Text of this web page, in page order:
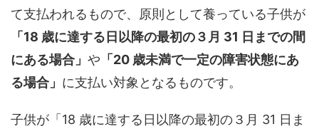
て支払われるもので、原則として養っている子供が
「18 歳に達する日以降の最初の３月 31 日までの間
にある場合」 や 「20 歳未満で一定の障害状態にあ
る場合」 に支払い対象となるものです。
子供が「18 歳に達する日以降の最初の３月 31 日ま